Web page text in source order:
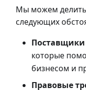
Мы можем
следующих
Поставщики
которые
бизнесом и
Правовые